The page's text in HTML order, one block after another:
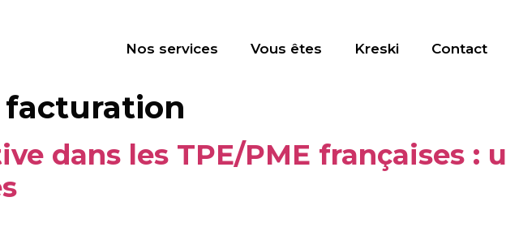
Nos services Vous êtes Kreski Contact
facturation
dans les TPE/PME françaises :